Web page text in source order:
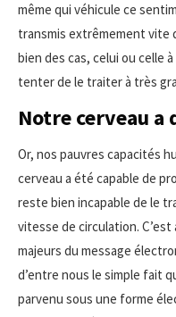
même qui véhicule ce
transmis extrêmement vite
bien des cas, celui ou celle
tenter de le traiter à très
Notre cerveau a
Or, nos pauvres capacités
cerveau a été capable de
reste bien incapable de le
vitesse de circulation.
majeurs du message
d’entre nous le simple fait
parvenu sous une forme